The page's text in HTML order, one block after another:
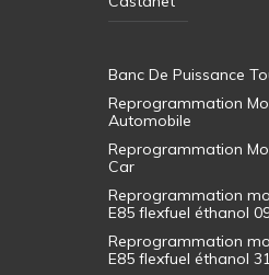
Banc De Puissance
Reprogrammation
Automobile
Reprogrammation
Car
Reprogrammation
E85 flexfuel éthanol
Reprogrammation
E85 flexfuel éthanol